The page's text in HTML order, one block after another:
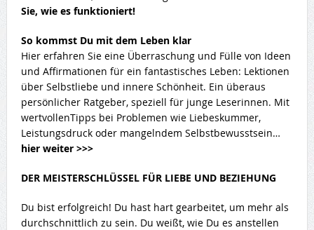
Sie, wie es funktioniert!
So kommst Du mit dem Leben klar
Hier erfahren Sie eine Überraschung und Fülle von Ideen
und Affirmationen für ein fantastisches Leben: Lektionen
über Selbstliebe und innere Schönheit. Ein überaus
persönlicher Ratgeber, speziell für junge Leserinnen. Mit
wertvollenTipps bei Problemen wie Liebeskummer,
Leistungsdruck oder mangelndem Selbstbewusstsein…
hier weiter >>>
DER MEISTERSCHLÜSSEL FÜR LIEBE UND BEZIEHUNG
Du bist erfolgreich! Du hast hart gearbeitet, um mehr als
durchschnittlich zu sein. Du weißt, wie Du es anstellen